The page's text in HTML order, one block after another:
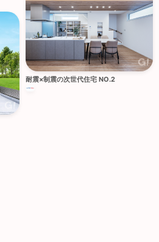
耐震×制震の次世代住宅 NO.2